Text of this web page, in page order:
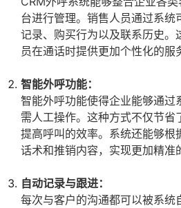
台进行管理。销售人员通过系统
记录、购买行为以及联系历史。
员在通话时提供更加个性化的服
智能外呼功能：
智能外呼功能使得企业能够通过
需人工操作。这种方式不仅节省
提高呼叫的效率。系统还能够根
话术和推销内容，实现更加精准
自动记录与跟进：
每次与客户的沟通都可以被系统